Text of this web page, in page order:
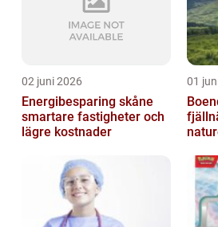
02 juni 2026
Energibesparing skåne
smartare fastigheter och
lägre kostnader
01